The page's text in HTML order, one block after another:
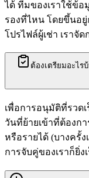
ได้ ทีมของเราใช้ข้อ
รองที่ไหน โดยขึ้นอยู่
โปรไฟล์ผู้เช่า เราจัด
ต้องเตรียมอะไร
เพื่อการอนุมัติที่รวด
วันที่ย้ายเข้าที่ต้องก
หรือรายได้ (บางครั้
การจับคู่ของเราก็ยิ่ง